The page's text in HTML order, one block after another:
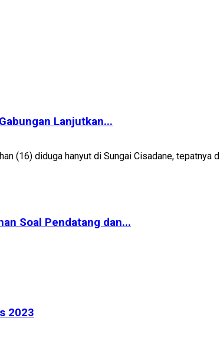
Lanjutkan...
(16) diduga hanyut di Sungai Cisadane, tepatnya
Soal Pendatang dan...
2023